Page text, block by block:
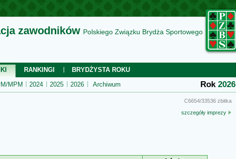
zawodników Polskiego Związku Brydża Sportowego
RANKINGI
BRYDŻYSTA ROKU
MPM 2024 2025 2026 Archiwum Rok 2026
C6654/33536 zbitka
szczegóły imprezy